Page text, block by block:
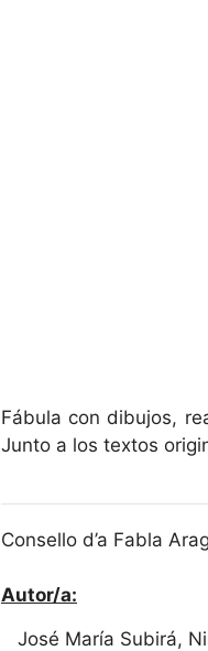
Fábula con dibujos,
Junto a los textos
Consello d’a Fabla
Autor/a:
José María Subirá,